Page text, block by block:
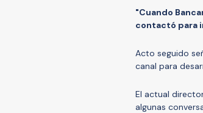
"Cuando
contactó para
Acto seguido
canal para
El actual
algunas